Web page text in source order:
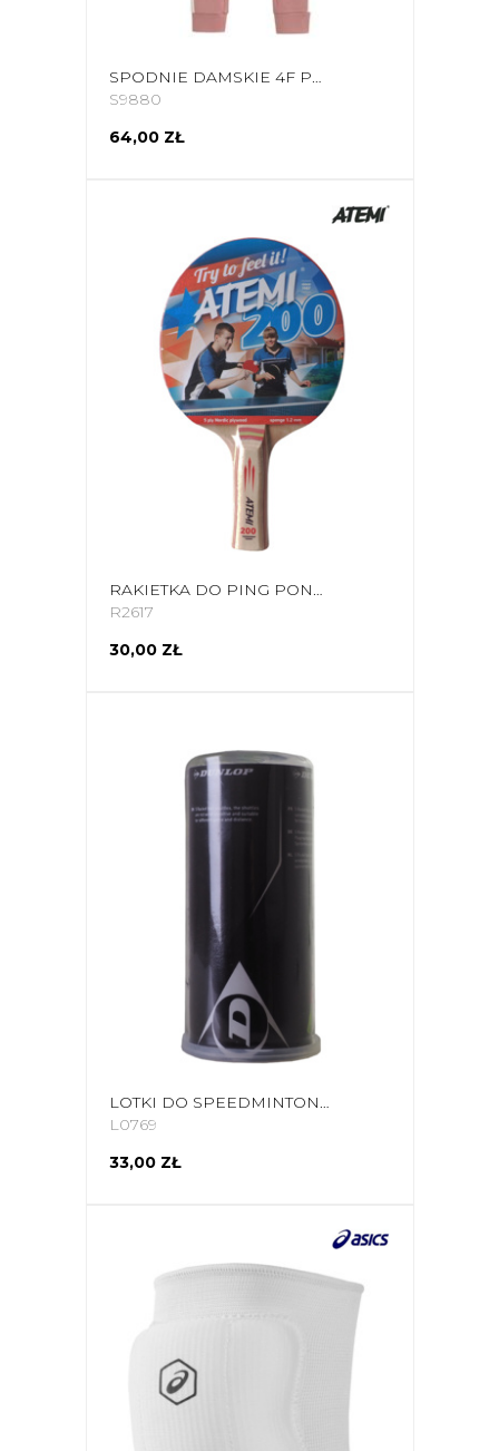
SPODNIE DAMSKIE 4F PUDROWY KORAL H4Z21 SPDD013 65S
S9880
64,00 ZŁ
RAKIETKA DO PING PONGA NEW ATEMI 200 ANATOMICAL
R2617
30,00 ZŁ
LOTKI DO SPEEDMINTONA DUNLOP ŻÓLTO-CZERWONE 762092
L0769
33,00 ZŁ